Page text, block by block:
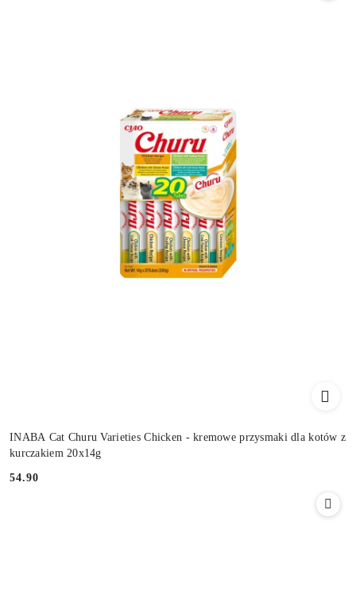
INABA Cat Churu Varieties Chicken - kremowe przysmaki dla kotów z
kurczakiem 20x14g
Cena:
54.90